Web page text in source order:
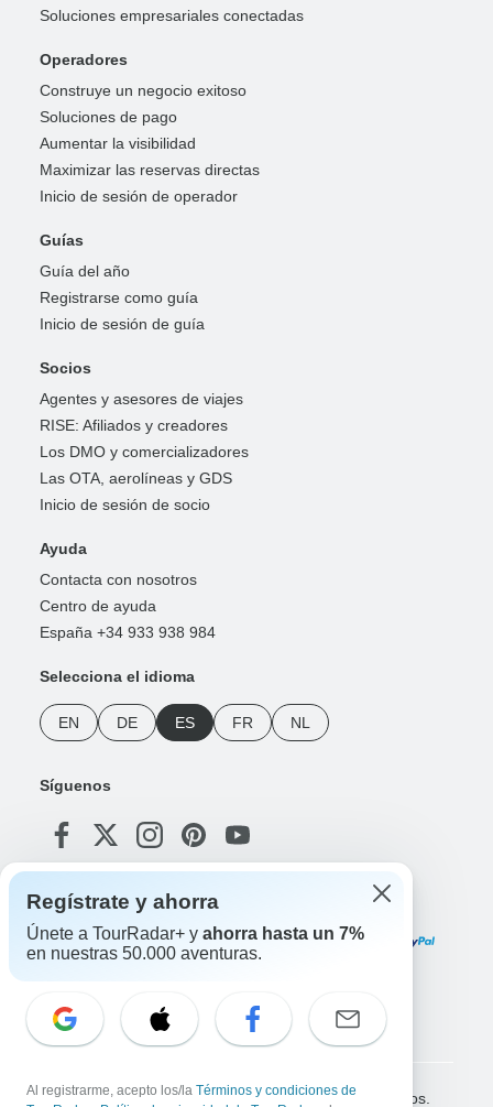
Soluciones empresariales conectadas
Operadores
Construye un negocio exitoso
Soluciones de pago
Aumentar la visibilidad
Maximizar las reservas directas
Inicio de sesión de operador
Guías
Guía del año
Registrarse como guía
Inicio de sesión de guía
Socios
Agentes y asesores de viajes
RISE: Afiliados y creadores
Los DMO y comercializadores
Las OTA, aerolíneas y GDS
Inicio de sesión de socio
Ayuda
Contacta con nosotros
Centro de ayuda
España +34 933 938 984
Selecciona el idioma
EN DE ES FR NL
Síguenos
Formas de pago
Copyright © TourRadar. Todos los derechos reservados.
Regístrate y ahorra
Únete a TourRadar+ y ahorra hasta un 7%
en nuestras 50.000 aventuras.
Al registrarme, acepto los/la Términos y condiciones de